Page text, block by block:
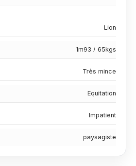
Lion
1m93 / 65kgs
Très mince
Equitation
Impatient
paysagiste